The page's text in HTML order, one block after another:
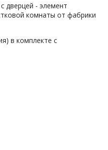
дверцей - элемент
комнаты от фабрики
в комплекте с